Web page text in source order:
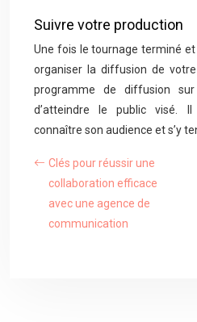
Suivre votre production
Une fois le tournage terminé
organiser la diffusion de
programme de diffusion
d’atteindre le public visé.
connaître son audience et s’y
Clés pour réussir une
collaboration efficace
avec une agence de
communication